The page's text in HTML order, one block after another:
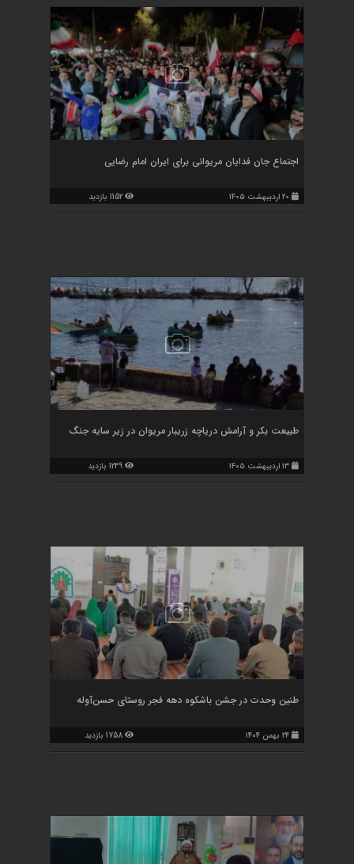
اجتماع جان فدایان مریوانی برای ایران امام رضایی
۲۰ اردیبهشت ۱۴۰۵ 1152 بازدید
طبیعت بکر و آرامش دریاچه زریبار مریوان در زیر سایه جنگ
۱۳ اردیبهشت ۱۴۰۵ 1249 بازدید
طنین وحدت در جشن باشکوه دهه فجر روستای حسن‌آوله
۲۴ بهمن ۱۴۰۴ 1758 بازدید